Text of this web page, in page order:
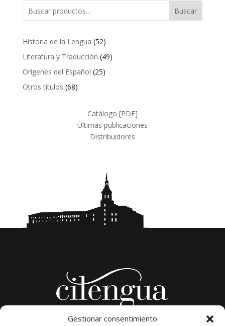
Gestionar consentimiento
Buscar
Historia de la Lengua 5252
productos
Literatura y Traducción 4949
Orígenes del Español 2525
Otros títulos 6868
Catálogo [PDF]
Últimas publicaciones
Distribuidores